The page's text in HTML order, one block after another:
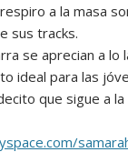
a la masa
sus tracks.
se aprecian a lo
ideal para las
que sigue a